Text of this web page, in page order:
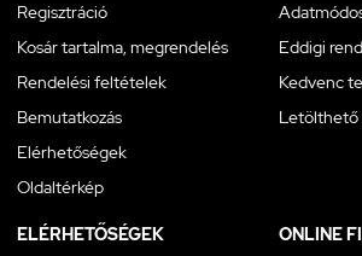
Regisztráció
Kosár tartalma, megrendelés
Rendelési feltételek
Bemutatkozás
Elérhetőségek
Oldaltérkép
Eddigi
Kedvenc
Letölthető
ELÉRHETŐSÉGEK ONLINE